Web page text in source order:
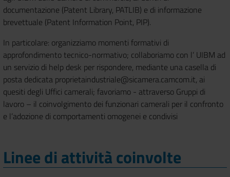
documentazione (Patent Library, PATLIB) e di informazione
brevettuale (Patent Information Point, PIP).
In particolare: organizziamo momenti formativi di
approfondimento tecnico-normativo; collaboriamo con l’ UIBM ad
un servizio di help desk per rispondere, mediante una casella di
posta dedicata proprietaindustriale@sicamera.camcom.it, ai
quesiti degli Uffici camerali; favoriamo - attraverso Gruppi di
lavoro – il coinvolgimento dei funzionari camerali per il confronto
e l’adozione di comportamenti omogenei e condivisi
Linee di attività coinvolte